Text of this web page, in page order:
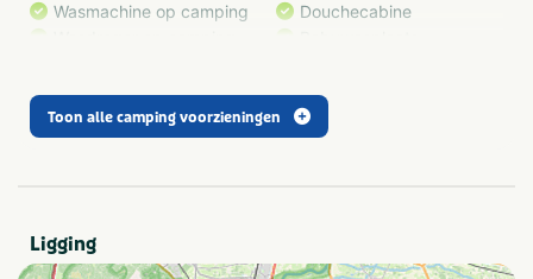
Wasmachine op camping
Douchecabine
Eten en drinken
Snackbar en/of
Restaurant (< 100m)
Sport en spel
Tafeltennistafel
Beachvolleybal
Toon alle camping voorzieningen
Ligging